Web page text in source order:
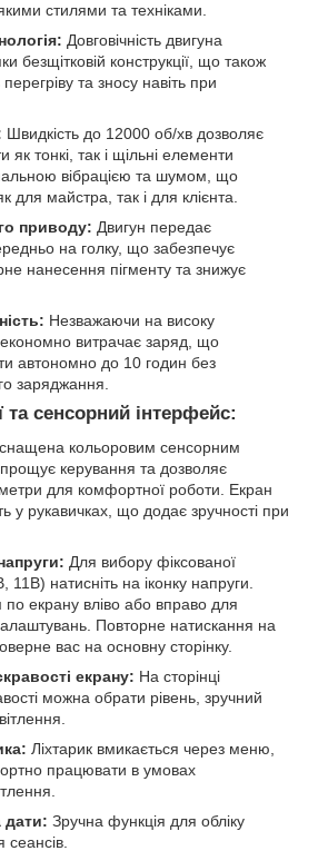
стилями та техніками.
Довговічність двигуна
безщітковій конструкції, що також
та зносу навіть при
Швидкість до 12000 об/хв дозволяє
як тонкі, так і щільні елементи
вібрацією та шумом, що
для майстра, так і для клієнта.
приводу: Двигун передає
на голку, що забезпечує
нанесення пігменту та знижує
Незважаючи на високу
економно витрачає заряд, що
автономно до 10 годин без
заряджання.
та сенсорний інтерфейс:
кольоровим сенсорним
керування та дозволяє
для комфортної роботи. Екран
у рукавичках, що додає зручності при
Для вибору фіксованої
натисніть на іконку напруги.
екрану вліво або вправо для
Повторне натискання на
вас на основну сторінку.
екрану: На сторінці
можна обрати рівень, зручний
Ліхтарик вмикається через меню,
працювати в умовах
дати: Зручна функція для обліку